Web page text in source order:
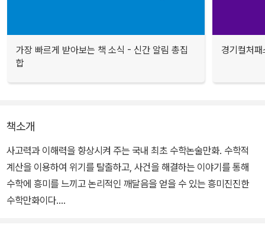
가장 빠르게 받아보는 책 소식 - 신간 알림 총집
합
경기컬처
책소개
사고력과 이해력을 향상시켜 주는 국내 최초 수학논술만화. 수학적
계산을 이용하여 위기를 탈출하고, 사건을 해결하는 이야기를 통해
수학에 흥미를 느끼고 논리적인 깨달음을 얻을 수 있는 흥미진진한
수학만화이다.